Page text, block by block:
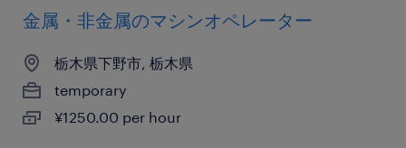
金属・非金属のマシンオペレーター
栃木県下野市, 栃木県
temporary
¥1250.00 per hour